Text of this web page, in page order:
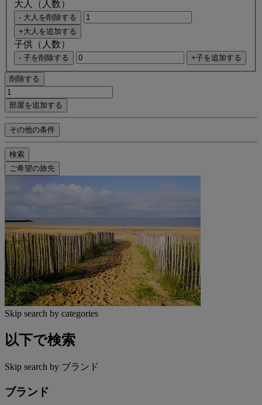
大人（人数）
- 大人を削除する
+大人を追加する
子供（人数）
- 子を削除する +子を追加する
削除する
部屋を追加する
その他の条件
検索
ご希望の旅先
Skip search by categories
以下で検索
Skip search by ブランド
ブランド